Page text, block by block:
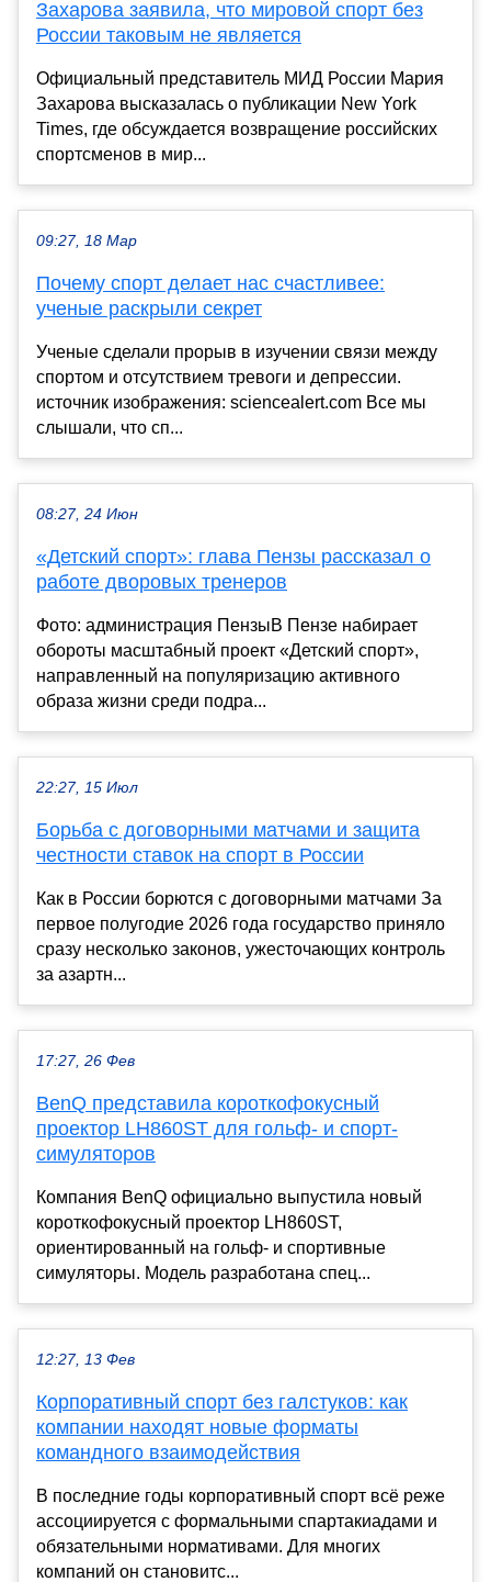
Захарова заявила, что мировой спорт без
России таковым не является
Официальный представитель МИД России Мария
Захарова высказалась о публикации New York
Times, где обсуждается возвращение российских
спортсменов в мир...
09:27, 18 Мар
Почему спорт делает нас счастливее:
ученые раскрыли секрет
Ученые сделали прорыв в изучении связи между
спортом и отсутствием тревоги и депрессии.
источник изображения: sciencealert.com Все мы
слышали, что сп...
08:27, 24 Июн
«Детский спорт»: глава Пензы рассказал о
работе дворовых тренеров
Фото: администрация ПензыВ Пензе набирает
обороты масштабный проект «Детский спорт»,
направленный на популяризацию активного
образа жизни среди подра...
22:27, 15 Июл
Борьба с договорными матчами и защита
честности ставок на спорт в России
Как в России борются с договорными матчами За
первое полугодие 2026 года государство приняло
сразу несколько законов, ужесточающих контроль
за азартн...
17:27, 26 Фев
BenQ представила короткофокусный
проектор LH860ST для гольф- и спорт-
симуляторов
Компания BenQ официально выпустила новый
короткофокусный проектор LH860ST,
ориентированный на гольф- и спортивные
симуляторы. Модель разработана спец...
12:27, 13 Фев
Корпоративный спорт без галстуков: как
компании находят новые форматы
командного взаимодействия
В последние годы корпоративный спорт всё реже
ассоциируется с формальными спартакиадами и
обязательными нормативами. Для многих
компаний он становитс...